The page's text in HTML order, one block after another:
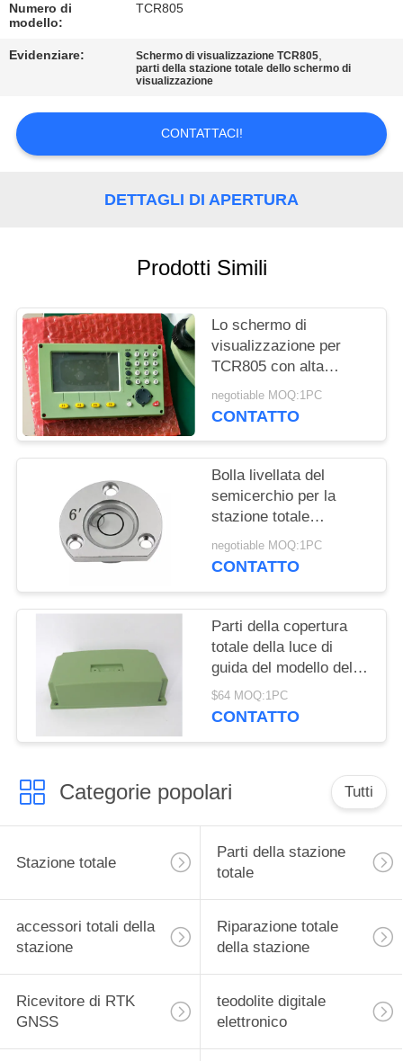
RICHIEDA
UNA
CITAZIONE
MAPPA
Numero di
modello:
TCR805
Evidenziare: Schermo di visualizzazione TCR805,
parti della stazione totale dello schermo di
visualizzazione
CONTATTACI!
DETTAGLI DI APERTURA
Prodotti Simili
Lo schermo di
visualizzazione per
TCR805 con alta
qualità in azione da
vendere
negotiable MOQ:1PC
CONTATTO
Bolla livellata del
semicerchio per la
stazione totale
TS02/06/09
TPS800/400 di Leicas
negotiable MOQ:1PC
CONTATTO
Parti della copertura
totale della luce di
guida del modello della
stazione EGL per la
stazione di totale di
$64 MOQ:1PC
CONTATTO
Categorie popolari Tutti
Stazione totale
Parti della stazione
totale
accessori totali della
stazione
Riparazione totale
della stazione
Ricevitore di RTK
GNSS
teodolite digitale
elettronico